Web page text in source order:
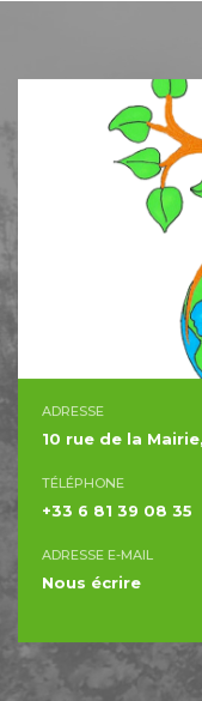
ADRESSE
10 rue de la
TÉLÉPHONE
+33 6 81 39 08 35
ADRESSE E-MAIL
Nous écrire